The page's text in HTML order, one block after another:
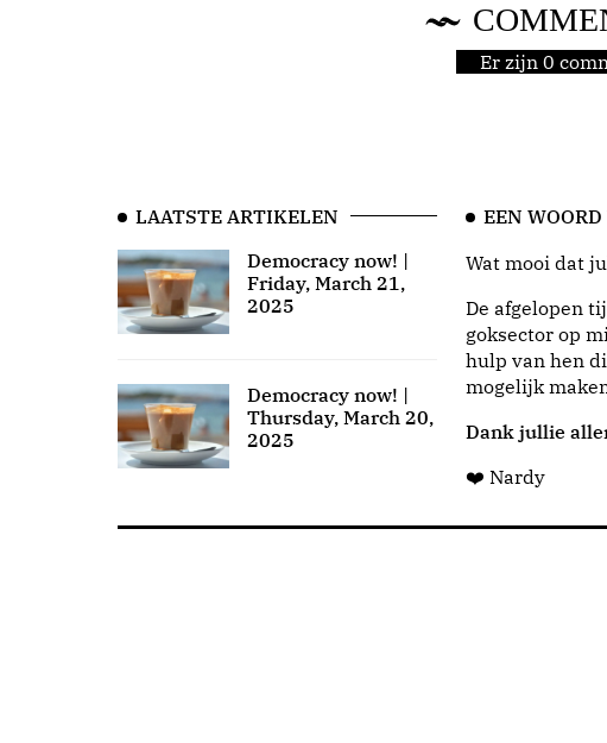
Er zijn 0
LAATSTE ARTIKELEN
Democracy now! |
Friday, March 21,
2025
Democracy now! |
Thursday, March 20,
2025
EEN
Wat mooi dat
De afgelopen
goksector op
hulp van hen
mogelijk
Dank jullie
❤️ Nardy